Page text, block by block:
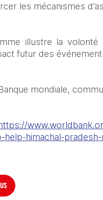
les mécanismes
illustre la
futur des
mondiale,
himachal-